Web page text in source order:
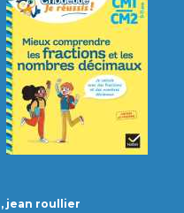
jean roullier